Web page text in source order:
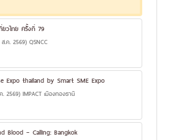
ยวไทย ครั้งที่ 79
.ค. 2569) QSNCC
Expo thailand by Smart SME Expo
2569) IMPACT เมืองทองธานี
Blood – Calling: Bangkok